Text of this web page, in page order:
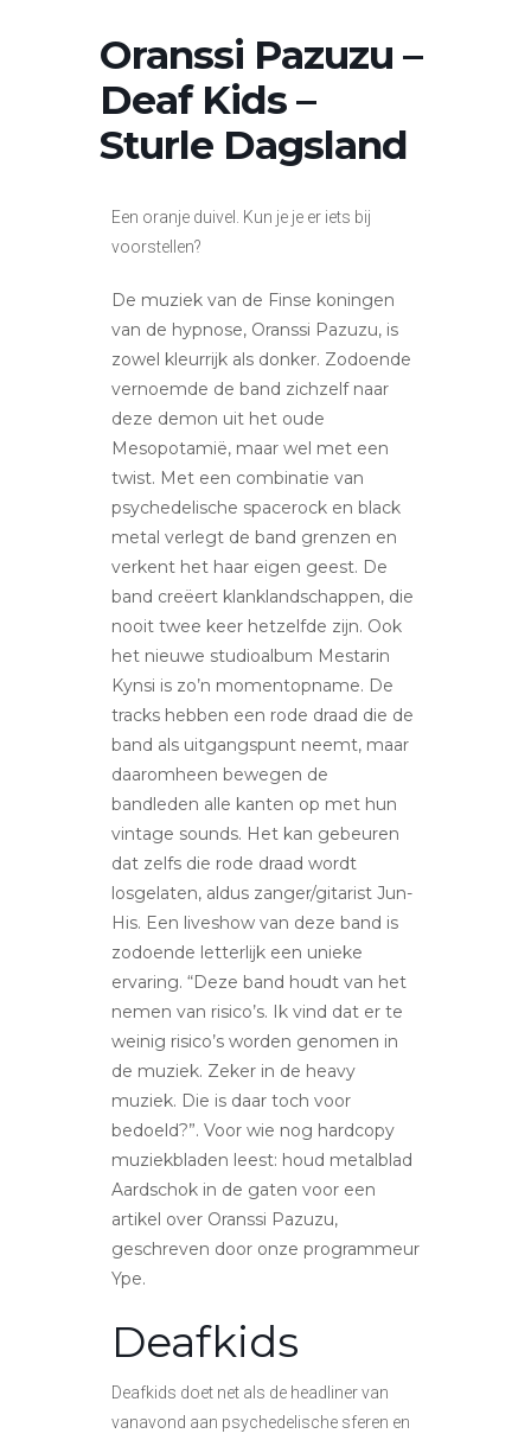
Oranssi Pazuzu –
Deaf Kids –
Sturle Dagsland
Een oranje duivel. Kun je je er iets bij
voorstellen?
De muziek van de Finse koningen
van de hypnose, Oranssi Pazuzu, is
zowel kleurrijk als donker. Zodoende
vernoemde de band zichzelf naar
deze demon uit het oude
Mesopotamië, maar wel met een
twist. Met een combinatie van
psychedelische spacerock en black
metal verlegt de band grenzen en
verkent het haar eigen geest. De
band creëert klanklandschappen, die
nooit twee keer hetzelfde zijn. Ook
het nieuwe studioalbum Mestarin
Kynsi is zo’n momentopname. De
tracks hebben een rode draad die de
band als uitgangspunt neemt, maar
daaromheen bewegen de
bandleden alle kanten op met hun
vintage sounds. Het kan gebeuren
dat zelfs die rode draad wordt
losgelaten, aldus zanger/gitarist Jun-
His. Een liveshow van deze band is
zodoende letterlijk een unieke
ervaring. “Deze band houdt van het
nemen van risico’s. Ik vind dat er te
weinig risico’s worden genomen in
de muziek. Zeker in de heavy
muziek. Die is daar toch voor
bedoeld?”. Voor wie nog hardcopy
muziekbladen leest: houd metalblad
Aardschok in de gaten voor een
artikel over Oranssi Pazuzu,
geschreven door onze programmeur
Ype.
Deafkids
Deafkids doet net als de headliner van
vanavond aan psychedelische sferen en